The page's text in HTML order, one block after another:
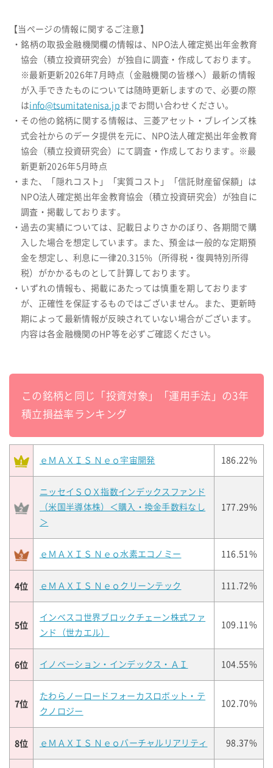
【当ページの情報に関するご注意】
・銘柄の取扱金融機関欄の情報は、NPO法人確定拠出年金教育
協会（積立投資研究会）が独自に調査・作成しております。
※最新更新2026年7月時点（金融機関の皆様へ）最新の情報
が入手できたものについては随時更新しますので、必要の際
はinfo@tsumitatenisa.jp までお問い合わせください。
・その他の銘柄に関する情報は、三菱アセット・ブレインズ株
式会社からのデータ提供を元に、NPO法人確定拠出年金教育
協会（積立投資研究会）にて調査・作成しております。※最
新更新2026年5月時点
・また、「隠れコスト」「実質コスト」「信託財産留保額」は
NPO法人確定拠出年金教育協会（積立投資研究会）が独自に
調査・掲載しております。
・過去の実績については、記載日よりさかのぼり、各期間で購
入した場合を想定しています。また、預金は一般的な定期預
金を想定し、利息に一律20.315%（所得税・復興特別所得
税）がかかるものとして計算しております。
・いずれの情報も、掲載にあたっては慎重を期しております
が、正確性を保証するものではございません。また、更新時
期によって最新情報が反映されていない場合がございます。
内容は各金融機関のHP等を必ずご確認ください。
この銘柄と同じ「投資対象」「運用手法」の3年
積立損益率ランキング
ｅＭＡＸＩＳ Ｎｅｏ宇宙開発 186.22%
ニッセイＳＯＸ指数インデックスファンド
（米国半導体株）＜購入・換金手数料なし
＞
177.29%
ｅＭＡＸＩＳ Ｎｅｏ水素エコノミー 116.51%
4位 ｅＭＡＸＩＳ Ｎｅｏクリーンテック 111.72%
5位
インベスコ世界ブロックチェーン株式ファ
ンド（世カエル）
109.11%
6位 イノベーション・インデックス・ＡＩ 104.55%
7位
たわらノーロードフォーカスロボット・テ
クノロジー
102.70%
8位 ｅＭＡＸＩＳ Ｎｅｏバーチャルリアリティ 98.37%